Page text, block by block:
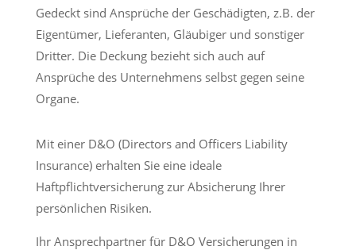
Gedeckt sind Ansprüche der Geschädigten, z.B. der
Eigentümer, Lieferanten, Gläubiger und sonstiger
Dritter. Die Deckung bezieht sich auch auf
Ansprüche des Unternehmens selbst gegen seine
Organe.
Mit einer D&O (Directors and Officers Liability
Insurance) erhalten Sie eine ideale
Haftpflichtversicherung zur Absicherung Ihrer
persönlichen Risiken.
Ihr Ansprechpartner für D&O Versicherungen in